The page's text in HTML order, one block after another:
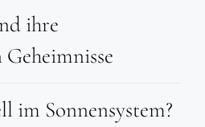
ihre
im Sonnensystem?